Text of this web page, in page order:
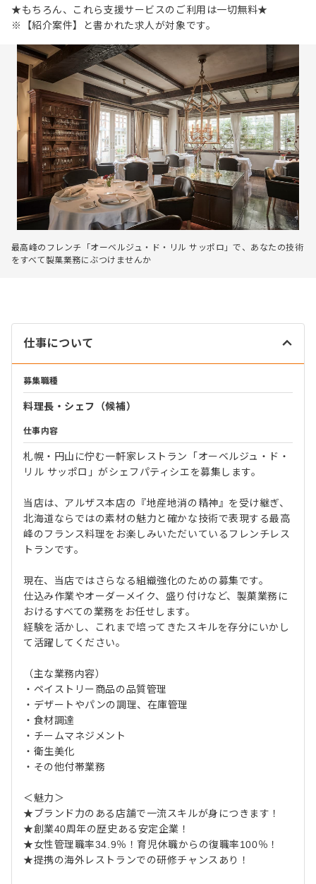
★もちろん、これら支援サービスのご利用は一切無料★
※【紹介案件】と書かれた求人が対象です。
最高峰のフレンチ「オーベルジュ・ド・リル サッポロ」で、あなたの技術
をすべて製菓業務にぶつけませんか
仕事について
募集職種
料理長・シェフ（候補）
仕事内容
札幌・円山に佇む一軒家レストラン「オーベルジュ・ド・
リル サッポロ」がシェフパティシエを募集します。
当店は、アルザス本店の『地産地消の精神』を受け継ぎ、
北海道ならではの素材の魅力と確かな技術で表現する最高
峰のフランス料理をお楽しみいただいているフレンチレス
トランです。
現在、当店ではさらなる組織強化のための募集です。
仕込み作業やオーダーメイク、盛り付けなど、製菓業務に
おけるすべての業務をお任せします。
経験を活かし、これまで培ってきたスキルを存分にいかし
て活躍してください。
（主な業務内容）
・ペイストリー商品の品質管理
・デザートやパンの調理、在庫管理
・食材調達
・チームマネジメント
・衛生美化
・その他付帯業務
＜魅力＞
★ブランド力のある店舗で一流スキルが身につきます！
★創業40周年の歴史ある安定企業！
★女性管理職率34.9％！育児休職からの復職率100％！
★提携の海外レストランでの研修チャンスあり！